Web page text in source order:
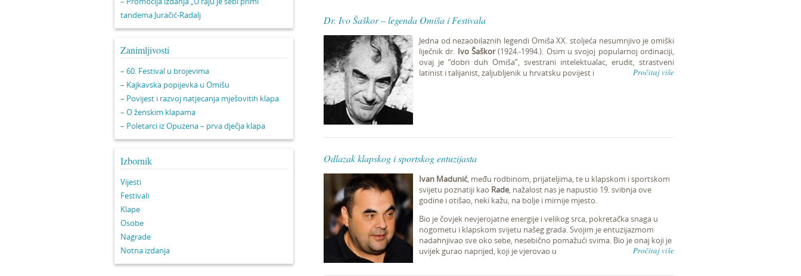
tandema Juračić-Radalj
Zanimljivosti
– 60. Festival u brojevima
– Kajkavska popijevka u Omišu
– Povijest i razvoj natjecanja mješovitih klapa
– O ženskim klapama
– Poletarci iz Opuzena – prva dječja klapa
Izbornik
Vijesti
Festivali
Klape
Osobe
Nagrade
Notna izdanja
Dr. Ivo Šaškor – legenda Omiša i Festivala
Jedna od nezaobilaznih legendi Omiša XX. stoljeća nesumnjivo je omiški
liječnik dr. Ivo Šaškor(1924.-1994.). Osim u svojoj popularnoj ordinaciji,
ovaj je “dobri duh Omiša”, svestrani intelektualac, erudit, strastveni
latinist i talijanist, zaljubljenik u hrvatsku povijest i
Pročitaj više
Odlazak klapskog i sportskog entuzijasta
Ivan Madunić, među rodbinom, prijateljima, te u klapskom i sportskom
svijetu poznatiji kao Rade, nažalost nas je napustio 19. svibnja ove
godine i otišao, neki kažu, na bolje i mirnije mjesto.
Bio je čovjek nevjerojatne energije i velikog srca, pokretačka snaga u
nogometu i klapskom svijetu našeg grada. Svojim je entuzijazmom
nadahnjivao sve oko sebe, nesebično pomažući svima. Bio je onaj koji je
uvijek gurao naprijed, koji je vjerovao u
Pročitaj više